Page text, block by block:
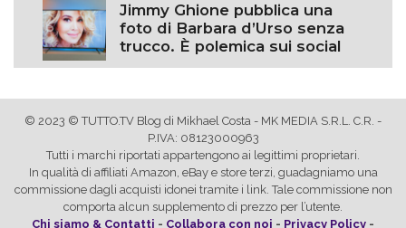
Jimmy Ghione pubblica una
foto di Barbara d’Urso senza
trucco. È polemica sui social
© 2023 © TUTTO.TV Blog di Mikhael Costa - MK MEDIA S.R.L. C.R. -
P.IVA: 08123000963
Tutti i marchi riportati appartengono ai legittimi proprietari.
In qualità di affiliati Amazon, eBay e store terzi, guadagniamo una
commissione dagli acquisti idonei tramite i link. Tale commissione non
comporta alcun supplemento di prezzo per l’utente.
Chi siamo & Contatti - Collabora con noi - Privacy Policy -